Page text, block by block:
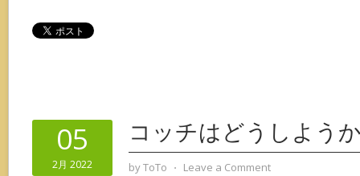
05
2月 2022
コッチはどうしよう
byToTo ⋅ Leave a Comment